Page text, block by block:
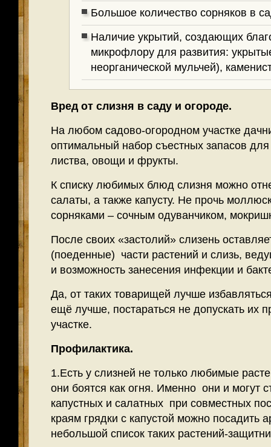
Большое количество сорняков в
Наличие укрытий, создающих
микрофлору для развития:
неорганической мульчей),
Вред от слизня в саду и огороде.
На любом садово-огородном участке
оптимальный набор съестных запасов
листва, овощи и фрукты.
К списку любимых блюд слизня можно
салаты, а также капусту. Не прочь
сорняками – сочным одуванчиком,
После своих «застолий» слизень
(поеденные) части растений и слизь,
и возможность занесения инфекции и
Да, от таких товарищей лучше
ещё лучше, постараться не допускать их
участке.
Профилактика.
1.Есть у слизней не только любимые
они боятся как огня. Именно они и могут
капустных и салатных при совместных
краям грядки с капустой можно посадить
небольшой список таких растений-